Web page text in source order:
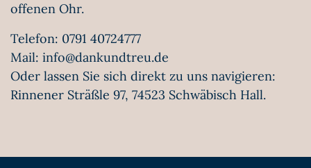
offenen Ohr.
Telefon: 0791 40724777
Mail: info@dankundtreu.de
Oder lassen Sie sich direkt zu uns navigieren:
Rinnener Sträßle 97, 74523 Schwäbisch Hall.